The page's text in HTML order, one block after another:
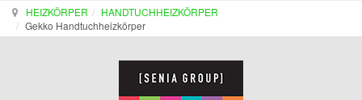
HEIZKÖRPER
HANDTUCHHEIZKÖRPER
Gekko Handtuchheizkörper